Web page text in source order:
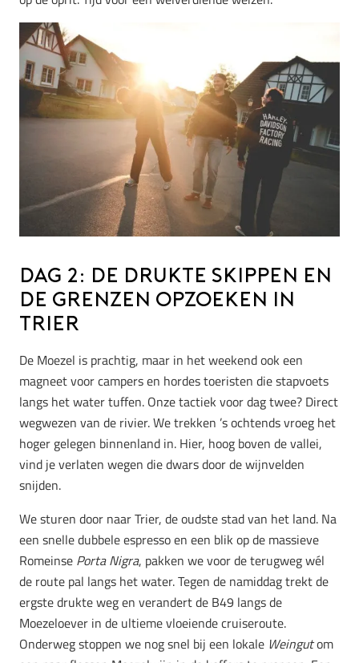
Dag 2: De drukte skippen en
de grenzen opzoeken in
Trier
De Moezel is prachtig, maar in het weekend ook een
magneet voor campers en hordes toeristen die stapvoets
langs het water tuffen. Onze tactiek voor dag twee? Direct
wegwezen van de rivier. We trekken ’s ochtends vroeg het
hoger gelegen binnenland in. Hier, hoog boven de vallei,
vind je verlaten wegen die dwars door de wijnvelden
snijden.
We sturen door naar Trier, de oudste stad van het land. Na
een snelle dubbele espresso en een blik op de massieve
Romeinse Porta Nigra, pakken we voor de terugweg wél
de route pal langs het water. Tegen de namiddag trekt de
ergste drukte weg en verandert de B49 langs de
Moezeloever in de ultieme vloeiende cruiseroute.
Onderweg stoppen we nog snel bij een lokale Weingutom